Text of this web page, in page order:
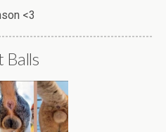
<3
Balls